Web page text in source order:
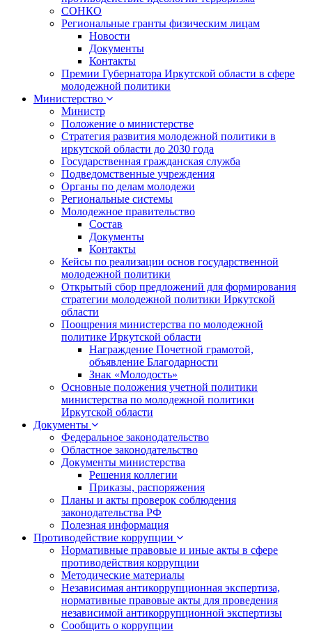
СОНКО
Региональные гранты физическим лицам
Новости
Документы
Контакты
Премии Губернатора Иркутской области в сфере
молодежной политики
Министерство
Министр
Положение о министерстве
Стратегия развития молодежной политики в
иркутской области до 2030 года
Государственная гражданская служба
Подведомственные учреждения
Органы по делам молодежи
Региональные системы
Молодежное правительство
Состав
Документы
Контакты
Кейсы по реализации основ государственной
молодежной политики
Открытый сбор предложений для формирования
стратегии молодежной политики Иркутской
области
Поощрения министерства по молодежной
политике Иркутской области
Награждение Почетной грамотой,
объявление Благодарности
Знак «Молодость»
Основные положения учетной политики
министерства по молодежной политики
Иркутской области
Документы
Федеральное законодательство
Областное законодательство
Документы министерства
Решения коллегии
Приказы, распоряжения
Планы и акты проверок соблюдения
законодательства РФ
Полезная информация
Противодействие коррупции
Нормативные правовые и иные акты в сфере
противодействия коррупции
Методические материалы
Независимая антикоррупционная экспертиза,
нормативные правовые акты для проведения
независимой антикоррупционной экспертизы
Сообщить о коррупции